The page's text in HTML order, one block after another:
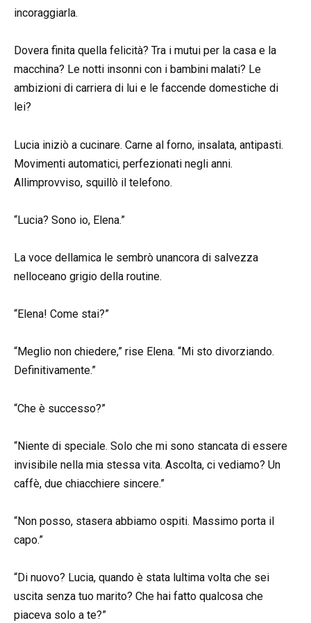
incoraggiarla.
Dovera finita quella felicità? Tra i mutui per la casa e la
macchina? Le notti insonni con i bambini malati? Le
ambizioni di carriera di lui e le faccende domestiche di
lei?
Lucia iniziò a cucinare. Carne al forno, insalata, antipasti.
Movimenti automatici, perfezionati negli anni.
Allimprovviso, squillò il telefono.
“Lucia? Sono io, Elena.”
La voce dellamica le sembrò unancora di salvezza
nelloceano grigio della routine.
“Elena! Come stai?”
“Meglio non chiedere,” rise Elena. “Mi sto divorziando.
Definitivamente.”
“Che è successo?”
“Niente di speciale. Solo che mi sono stancata di essere
invisibile nella mia stessa vita. Ascolta, ci vediamo? Un
caffè, due chiacchiere sincere.”
“Non posso, stasera abbiamo ospiti. Massimo porta il
capo.”
“Di nuovo? Lucia, quando è stata lultima volta che sei
uscita senza tuo marito? Che hai fatto qualcosa che
piaceva solo a te?”